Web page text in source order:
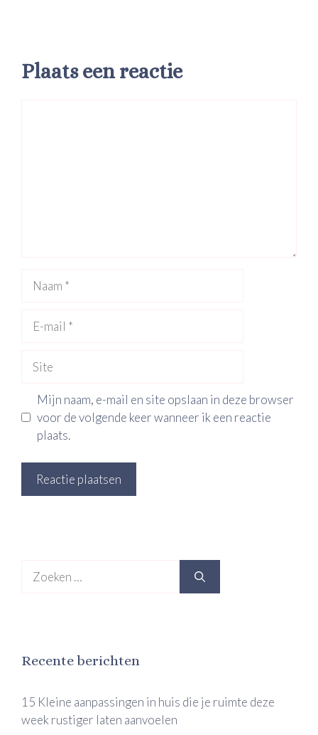
Plaats een reactie
mail
Mijn naam, e-mail en site opslaan in deze browser
voor de volgende keer wanneer ik een reactie
plaats.
naar:
Recente berichten
15 Kleine aanpassingen in huis die je ruimte deze
week rustiger laten aanvoelen